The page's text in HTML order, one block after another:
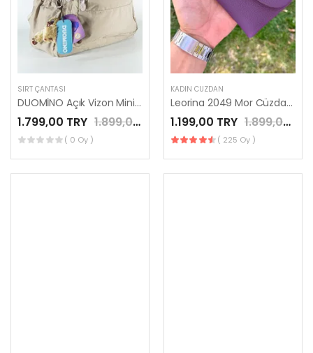
SIRT ÇANTASI
DUOMİNO Açık Vizon Mini Sırt Çantası Su Geçirmez Günlük Kullanım 12″ İnç Tablet Çantası by Nemo Group
1.799,00 TRY 1.899,00 TRY
( 0 Oy )
KADIN CÜZDAN
Leorina 2049 Mor Cüzdan Telefon Bölmeli
1.199,00 TRY 1.899,00 TRY
( 225 Oy )